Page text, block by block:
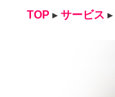
TOP ▸ サービス ▸